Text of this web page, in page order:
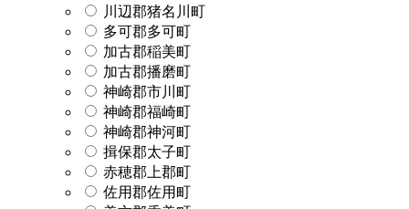
川辺郡猪名川町
多可郡多可町
加古郡稲美町
加古郡播磨町
神崎郡市川町
神崎郡福崎町
神崎郡神河町
揖保郡太子町
赤穂郡上郡町
佐用郡佐用町